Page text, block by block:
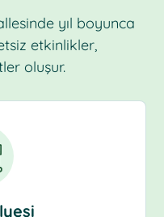
yıl boyunca
etkinlikler,
oluşur.